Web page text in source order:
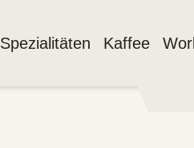
Spezialitäten Kaffee